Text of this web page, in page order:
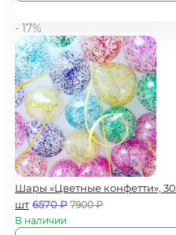
- 17%
Шары «Цветные конфетти», 30
шт 6570₽ 7900₽
В наличии